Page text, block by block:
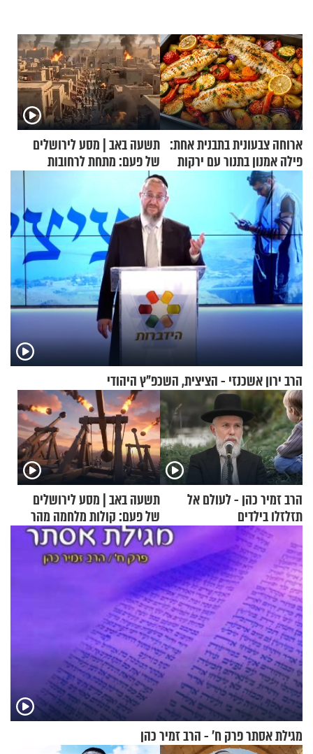
ארוחה צבעונית בתבנית אחת:
פילה אמנון בתנור עם ירקות
תשעה באב | מסע לירושלים
של פעם: מתחת לרחובות
ירושלים
הרב ירון אשכנזי - הציצית, השכפ"ץ היהודי
הרב זמיר כהן - לעולם אל
תזלזלו בילדים
תשעה באב | מסע לירושלים
של פעם: קולות מלחמה מהר
הזיתים
מגילת אסתר פרק ח’ - הרב זמיר כהן